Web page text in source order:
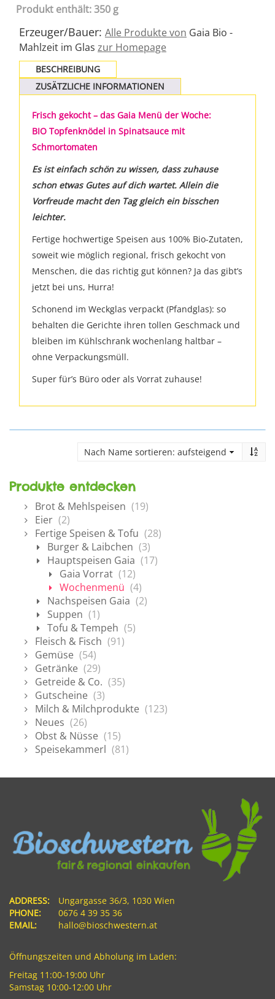
Produkt enthält: 350 g
Erzeuger/Bauer: Alle Produkte von Gaia Bio -
Mahlzeit im Glas zur Homepage
BESCHREIBUNG
ZUSÄTZLICHE INFORMATIONEN
Frisch gekocht – das Gaia Menü der Woche:
BIO Topfenknödel in Spinatsauce mit
Schmortomaten
Es ist einfach schön zu wissen, dass zuhause
schon etwas Gutes auf dich wartet. Allein die
Vorfreude macht den Tag gleich ein bisschen
leichter.
Fertige hochwertige Speisen aus 100% Bio-Zutaten,
soweit wie möglich regional, frisch gekocht von
Menschen, die das richtig gut können? Ja das gibt’s
jetzt bei uns, Hurra!
Schonend im Weckglas verpackt (Pfandglas): so
behalten die Gerichte ihren tollen Geschmack und
bleiben im Kühlschrank wochenlang haltbar –
ohne Verpackungsmüll.
Super für’s Büro oder als Vorrat zuhause!
Produkte entdecken
Brot & Mehlspeisen (19)
Eier (2)
Fertige Speisen & Tofu (28)
Burger & Laibchen (3)
Hauptspeisen Gaia (17)
Gaia Vorrat (12)
Wochenmenü (4)
Nachspeisen Gaia (2)
Suppen (1)
Tofu & Tempeh (5)
Fleisch & Fisch (91)
Gemüse (54)
Getränke (29)
Getreide & Co. (35)
Gutscheine (3)
Milch & Milchprodukte (123)
Neues (26)
Obst & Nüsse (15)
Speisekammerl (81)
ADDRESS:
Ungargasse 36/3, 1030 Wien
PHONE:
0676 4 39 35 36
EMAIL:
hallo@bioschwestern.at
Öffnungszeiten und Abholung im Laden:
Freitag 11:00-19:00 Uhr
Samstag 10:00-12:00 Uhr